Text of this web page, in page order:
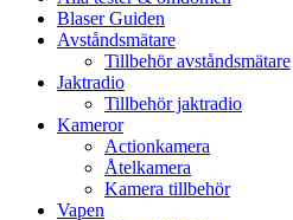
Blaser Guiden
Avståndsmätare
Tillbehör avståndsmätare
Jaktradio
Tillbehör jaktradio
Kameror
Actionkamera
Åtelkamera
Kamera tillbehör
Vapen